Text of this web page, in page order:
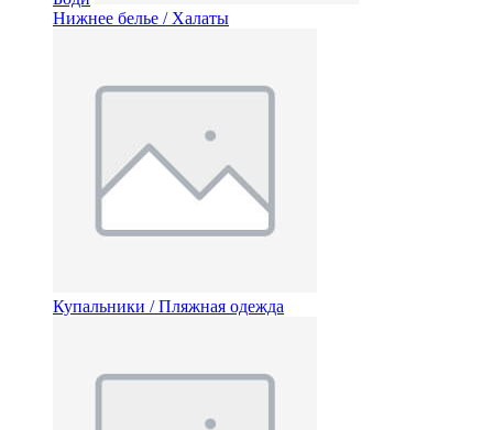
Нижнее белье / Халаты
Купальники / Пляжная одежда